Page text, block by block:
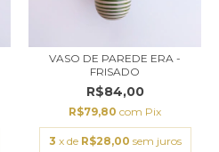
VASO DE PAREDE ERA -
FRISADO
R$84,00
R$79,80 com Pix
3 x de R$28,00 sem juros